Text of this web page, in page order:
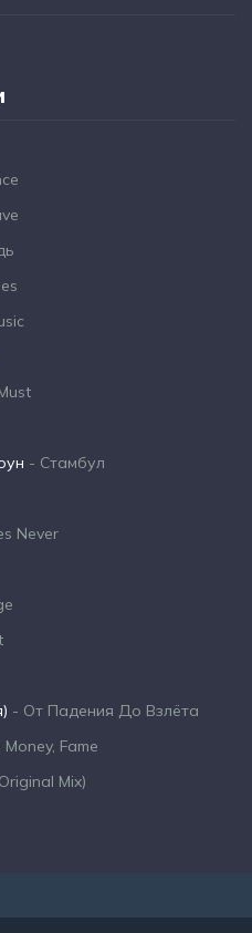
- Стамбул
Never
- От Падения До Взлёта
Money, Fame
Mix)